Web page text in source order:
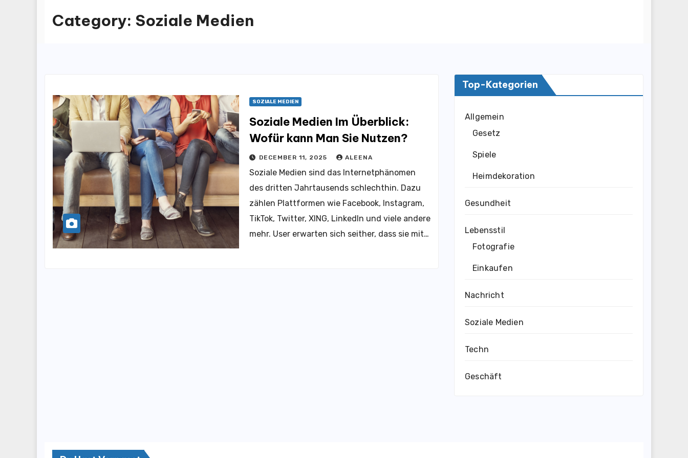
Category: Soziale Medien
SOZIALE MEDIEN
Soziale Medien Im Überblick:
Wofür kann Man Sie Nutzen?
DECEMBER 11, 2025 ALEENA
Soziale Medien sind das Internetphänomen
des dritten Jahrtausends schlechthin. Dazu
zählen Plattformen wie Facebook, Instagram,
TikTok, Twitter, XING, LinkedIn und viele andere
mehr. User erwarten sich seither, dass sie mit…
Top-Kategorien
Allgemein
Gesetz
Spiele
Heimdekoration
Gesundheit
Lebensstil
Fotografie
Einkaufen
Nachricht
Soziale Medien
Techn
Geschäft